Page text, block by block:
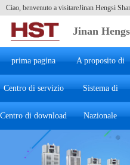
Ciao, benvenuto a visitareJinan Hengsi
Jinan
Ltd.
prima pagina A proposito di
Hengsi
Centro di servizio Sistema di
marketing
Centro di download Nazionale